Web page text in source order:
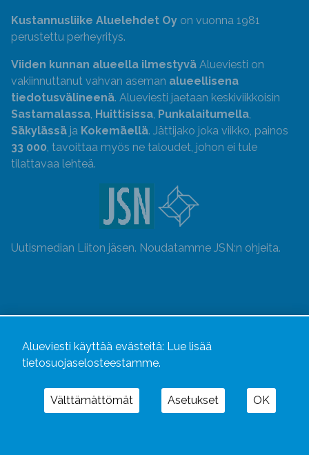
Kustannusliike Aluelehdet Oy on vuonna 1981
perustettu perheyritys.
Viiden kunnan alueella ilmestyvä Alueviesti on
vakiinnuttanut vahvan aseman alueellisena
tiedotusvälineenä. Alueviesti jaetaan keskiviikkoisin
Sastamalassa, Huittisissa, Punkalaitumella,
Säkylässä ja Kokemäellä. Jättijako joka viikko, painos
33 000, tavoittaa myös ne taloudet, johon ei tule
tilattavaa lehteä.
Uutismedian Liiton jäsen. Noudatamme JSN:n ohjeita.
Alueviesti käyttää evästeitä: Lue lisää
tietosuojaselosteestamme.
Välttämättömät Asetukset OK